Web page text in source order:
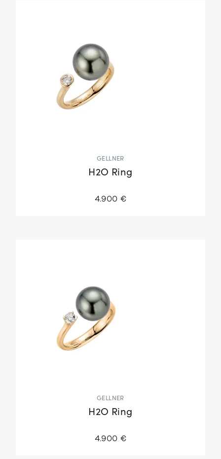
GELLNER
H2O Ring
4.900 €
GELLNER
H2O Ring
4.900 €